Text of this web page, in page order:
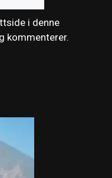
i denne
kommenterer.